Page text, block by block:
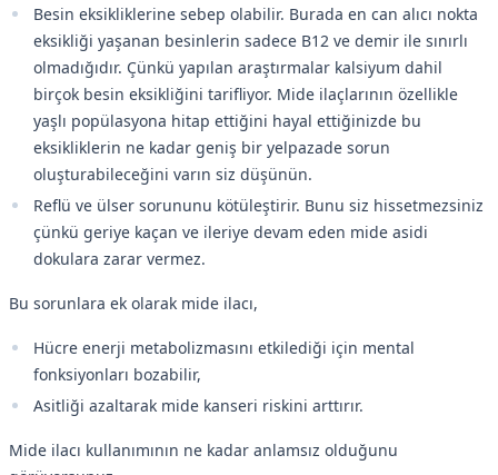
Besin eksikliklerine sebep olabilir. Burada en can alıcı nokta
eksikliği yaşanan besinlerin sadece B12 ve demir ile sınırlı
olmadığıdır. Çünkü yapılan araştırmalar kalsiyum dahil
birçok besin eksikliğini tarifliyor. Mide ilaçlarının özellikle
yaşlı popülasyona hitap ettiğini hayal ettiğinizde bu
eksikliklerin ne kadar geniş bir yelpazade sorun
oluşturabileceğini varın siz düşünün.
Reflü ve ülser sorununu kötüleştirir. Bunu siz hissetmezsiniz
çünkü geriye kaçan ve ileriye devam eden mide asidi
dokulara zarar vermez.
Bu sorunlara ek olarak mide ilacı,
Hücre enerji metabolizmasını etkilediği için mental
fonksiyonları bozabilir,
Asitliği azaltarak mide kanseri riskini arttırır.
Mide ilacı kullanımının ne kadar anlamsız olduğunu